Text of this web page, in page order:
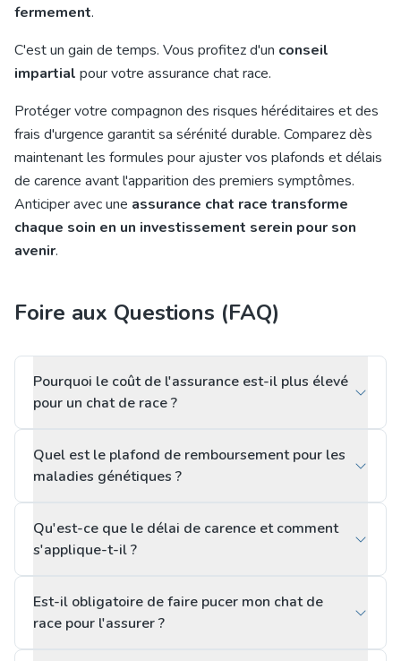
fermement.
C'est un gain de temps. Vous profitez d'un conseil
impartial pour votre assurance chat race.
Protéger votre compagnon des risques héréditaires et des
frais d'urgence garantit sa sérénité durable. Comparez dès
maintenant les formules pour ajuster vos plafonds et délais
de carence avant l'apparition des premiers symptômes.
Anticiper avec une assurance chat race transforme
chaque soin en un investissement serein pour son
avenir.
Foire aux Questions (FAQ)
Pourquoi le coût de l'assurance est-il plus élevé
pour un chat de race ?
Quel est le plafond de remboursement pour les
maladies génétiques ?
Qu'est-ce que le délai de carence et comment
s'applique-t-il ?
Est-il obligatoire de faire pucer mon chat de
race pour l'assurer ?